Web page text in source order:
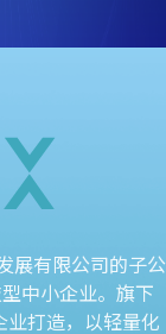
展有限公司的子公
中小企业。旗下
打造，以轻量化